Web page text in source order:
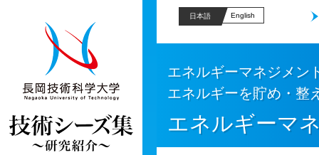
日本語 English
エネルギーマネジメ
エネルギーを貯め・整
エネルギーマ